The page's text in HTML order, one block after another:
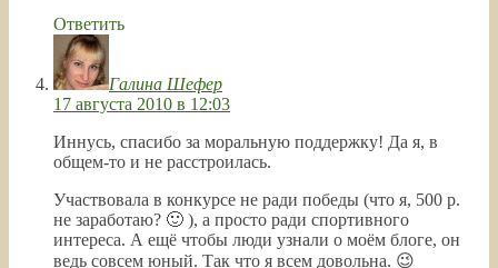
Ответить
Галина Шефер
17 августа 2010 в 12:03
Иннусь, спасибо за моральную поддержку! Да я, в
общем-то и не расстроилась.
Участвовала в конкурсе не ради победы (что я, 500 р.
не заработаю? 🙂 ), а просто ради спортивного
интереса. А ещё чтобы люди узнали о моём блоге, он
ведь совсем юный. Так что я всем довольна. 😉